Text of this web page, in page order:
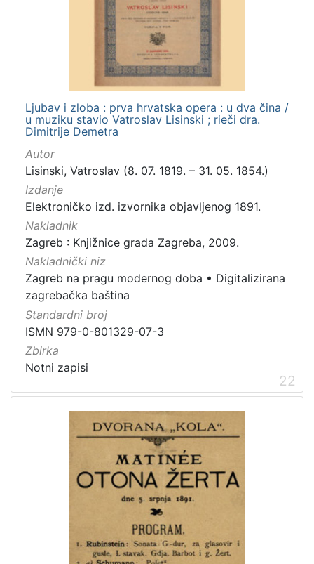
Ljubav i zloba : prva hrvatska opera : u dva čina /
u muziku stavio Vatroslav Lisinski ; rieči dra.
Dimitrije Demetra
Autor
Lisinski, Vatroslav (8. 07. 1819. – 31. 05. 1854.)
Izdanje
Elektroničko izd. izvornika objavljenog 1891.
Nakladnik
Zagreb : Knjižnice grada Zagreba, 2009.
Nakladnički niz
Zagreb na pragu modernog doba • Digitalizirana
zagrebačka baština
Standardni broj
ISMN 979-0-801329-07-3
Zbirka
Notni zapisi
22